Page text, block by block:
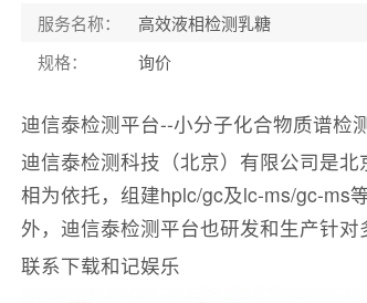
服务名称：
高效液相检测乳糖
规格：
询价
迪信泰检测平台--小分子化合物质谱检
迪信泰检测科技（北京）有限公司是
相为依托，组建hplc/gc及lc-ms/gc-ms
外，迪信泰检测平台也研发和生产针
联系下载和记娱乐